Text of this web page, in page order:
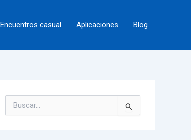
Encuentros casual Aplicaciones Blog
u